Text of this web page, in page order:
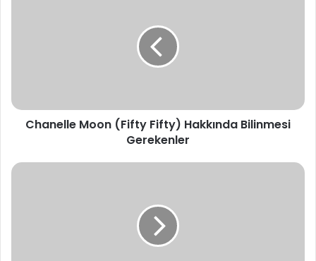
Chanelle Moon (Fifty Fifty) Hakkında Bilinmesi
Gerekenler
Hana